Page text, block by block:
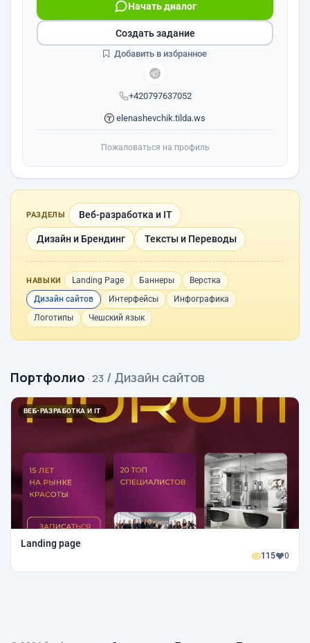
+420797637052
Начать диалог
elenashevchik.tilda.ws
Создать задание
Добавить в избранное
Пожаловаться на профиль
РАЗДЕЛЫ Веб-разработка и IT
Дизайн и Брендинг Тексты и Переводы
НАВЫКИ Landing Page Баннеры
Верстка
Дизайн сайтов
Интерфейсы
Инфографика
Логотипы
Чешский язык
Портфолио · 23 / Дизайн сайтов
ВЕБ-РАЗРАБОТКА И IT
Landing page
115 0